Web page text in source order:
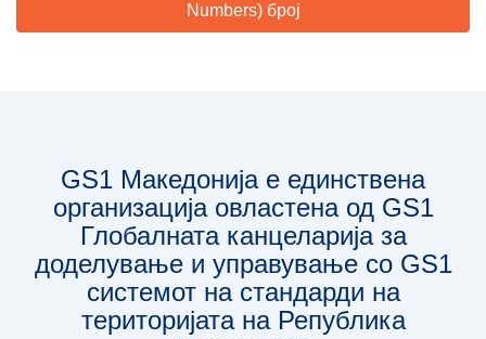
Numbers) број
GS1 Македонија е единствена
организација овлaстена од GS1
Глобалната канцеларија за
доделување и управување со GS1
системот на стандарди на
територијата на Република